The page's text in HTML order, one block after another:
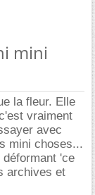
mini
la fleur. Elle
vraiment
avec
mini choses...
'ce
archives et